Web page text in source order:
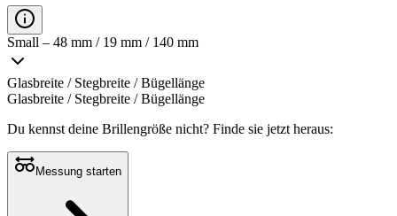
Small – 48 mm / 19 mm / 140 mm
Glasbreite / Stegbreite / Bügellänge
Glasbreite / Stegbreite / Bügellänge
Du kennst deine Brillengröße nicht? Finde sie jetzt heraus:
Messung starten